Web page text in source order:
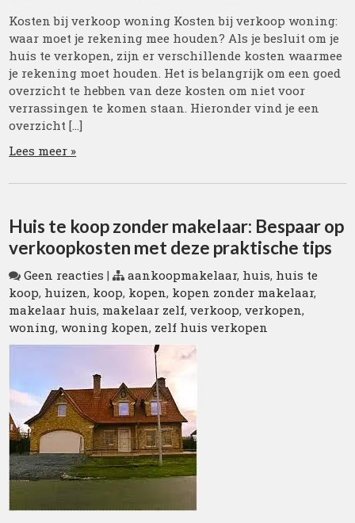
Kosten bij verkoop woning Kosten bij verkoop woning:
waar moet je rekening mee houden? Als je besluit om je
huis te verkopen, zijn er verschillende kosten waarmee
je rekening moet houden. Het is belangrijk om een goed
overzicht te hebben van deze kosten om niet voor
verrassingen te komen staan. Hieronder vind je een
overzicht […]
Lees meer »
Huis te koop zonder makelaar: Bespaar op
verkoopkosten met deze praktische tips
Geen reacties | aankoopmakelaar, huis, huis te
koop, huizen, koop, kopen, kopen zonder makelaar,
makelaar huis, makelaar zelf,verkoop,verkopen,
woning,woning kopen, zelf huis verkopen